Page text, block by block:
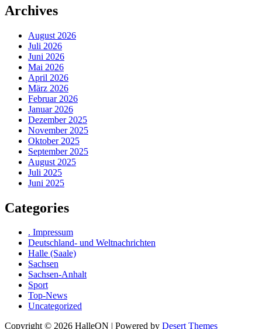
Archives
August 2026
Juli 2026
Juni 2026
Mai 2026
April 2026
März 2026
Februar 2026
Januar 2026
Dezember 2025
November 2025
Oktober 2025
September 2025
August 2025
Juli 2025
Juni 2025
Categories
. Impressum
Deutschland- und Weltnachrichten
Halle (Saale)
Sachsen
Sachsen-Anhalt
Sport
Top-News
Uncategorized
Copyright © 2026 HalleON | Powered by Desert Themes